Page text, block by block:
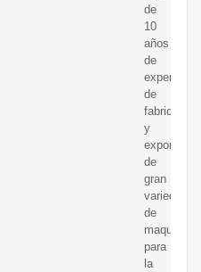
de
10
años
de
de
fabricación
y
de
gran
variedad
de
maquinaria
para
la